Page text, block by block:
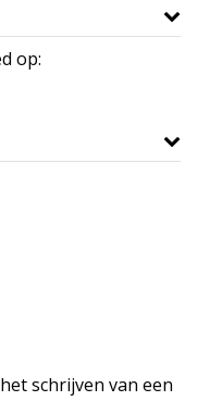
op:
schrijven van een